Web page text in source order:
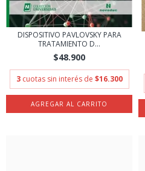
DISPOSITIVO PAVLOVSKY PARA
TRATAMIENTO D...
$48.900
3 cuotas sin interés de $16.300